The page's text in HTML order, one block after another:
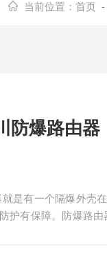
当前位置：首页 -
路由器 四川防爆路由器
护有保障。防爆路